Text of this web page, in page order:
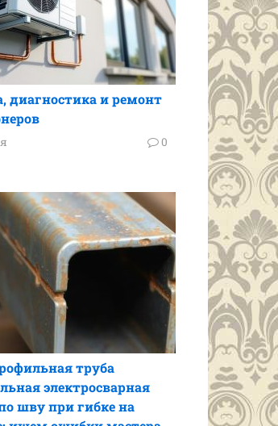
диагностика и ремонт
0
труба
электросварная
шву при гибке на